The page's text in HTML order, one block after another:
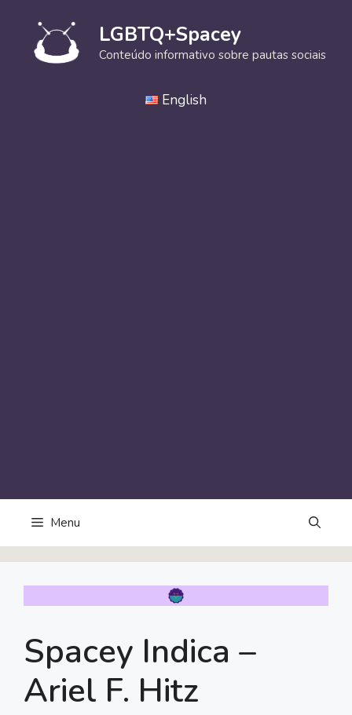
conteúdo
LGBTQ+Spacey
Conteúdo informativo sobre pautas sociais
English
Menu
Spacey Indica –
Ariel F. Hitz